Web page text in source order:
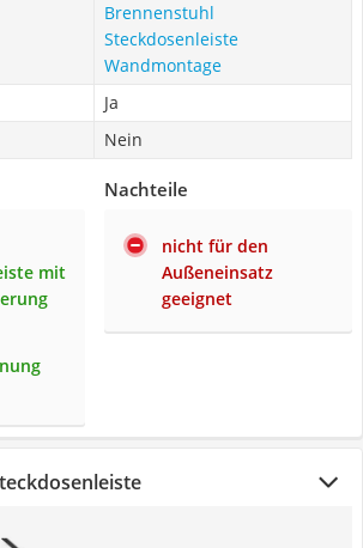
Brennenstuhl
Steckdosenleiste
Wandmontage
Ja
Nein
mit
Nachteile
nicht für den
Außeneinsatz
geeignet